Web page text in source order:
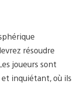
résoudre
joueurs sont
inquiétant, où ils